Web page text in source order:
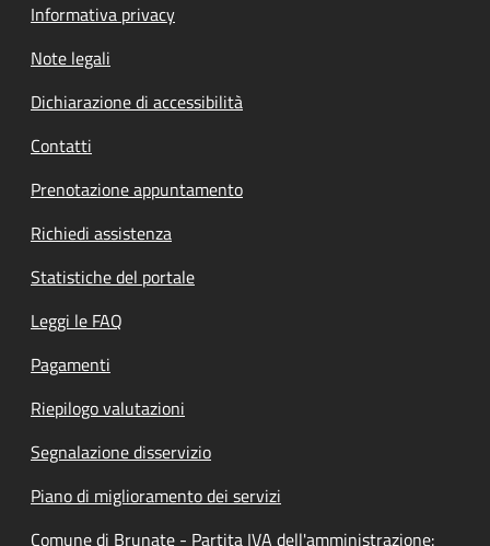
Informativa privacy
Note legali
Dichiarazione di accessibilità
Contatti
Prenotazione appuntamento
Richiedi assistenza
Statistiche del portale
Leggi le FAQ
Pagamenti
Riepilogo valutazioni
Segnalazione disservizio
Piano di miglioramento dei servizi
Comune di Brunate - Partita IVA dell'amministrazione: